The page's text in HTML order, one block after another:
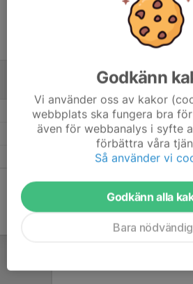
ALLA ÅR
Säsongen 25/26
Säsongen 24/25
Godkänn
Vi använder oss av kakor
webbplats ska fungera bra
även för webbanalys i syfte
förbättra våra
Så använder vi
Godkänn alla
Bara